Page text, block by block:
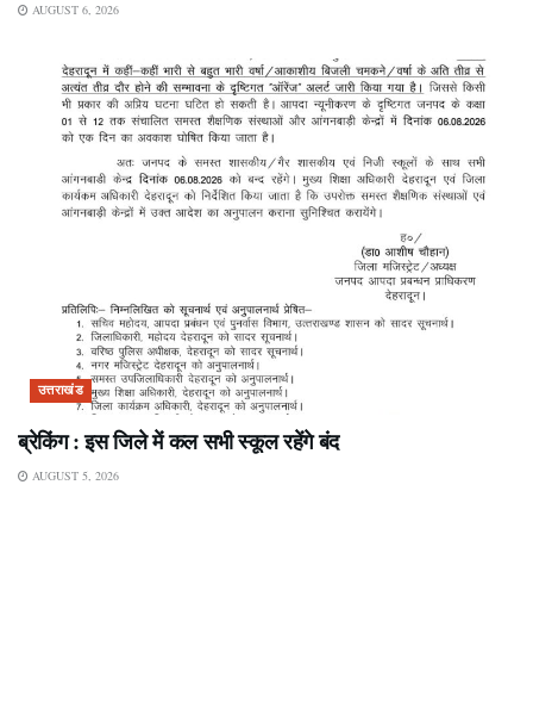
AUGUST 6, 2026
उत्तराखंड
ब्रेकिंग : इस जिले में कल सभी स्कूल रहेंगे बंद
AUGUST 5, 2026